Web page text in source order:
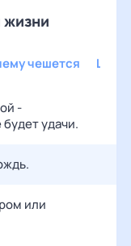
жизни
чешется
-
удачи.
или